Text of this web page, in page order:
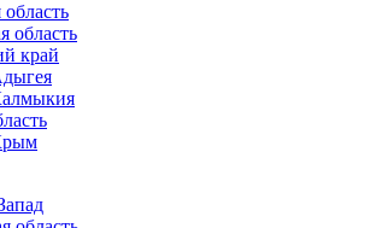
область
край